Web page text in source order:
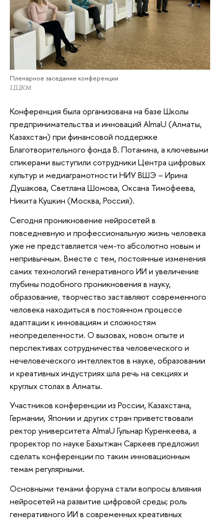
Пленарное заседание конференции
ЦЦКМ
Конференция была организована на базе Школы
предпринимательства и инноваций AlmaU (Алматы,
Казахстан) при финансовой поддержке
Благотворительного фонда В. Потанина, а ключевыми
спикерами выступили сотрудники Центра цифровых
культур и медиаграмотности НИУ ВШЭ – Ирина
Душакова, Светлана Шомова, Оксана Тимофеева,
Никита Кушкин (Москва, Россия).
Сегодня проникновение нейросетей в
повседневную и профессиональную жизнь человека
уже не представляется чем-то абсолютно новым и
непривычным. Вместе с тем, постоянные изменения
самих технологий генеративного ИИ и увеличение
глубины подобного проникновения в науку,
образование, творчество заставляют современного
человека находиться в постоянном процессе
адаптации к инновациям и сложностям
неопределенности. О вызовах, новом опыте и
перспективах сотрудничества человеческого и
нечеловеческого интеллектов в науке, образовании
и креативных индустриях шла речь на секциях и
круглых столах в Алматы.
Участников конференции из России, Казахстана,
Германии, Японии и других стран приветствовали
ректор университета AlmaU Гульнар Куренкеева, а
проректор по науке Бахытжан Саркеев предложил
сделать конференции по таким инновационным
темам регулярными.
Основными темами форума стали вопросы влияния
нейросетей на развитие цифровой среды; роль
генеративного ИИ в современных креативных